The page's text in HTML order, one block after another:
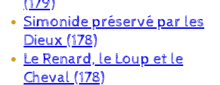
Simonide préservé par les
Dieux (178)
Le Renard, le Loup et le
Cheval (178)